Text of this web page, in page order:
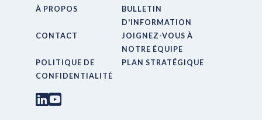
À PROPOS
BULLETIN
D'INFORMATION
CONTACT
JOIGNEZ-VOUS À
NOTRE ÉQUIPE
POLITIQUE DE
CONFIDENTIALITÉ
PLAN STRATÉGIQUE